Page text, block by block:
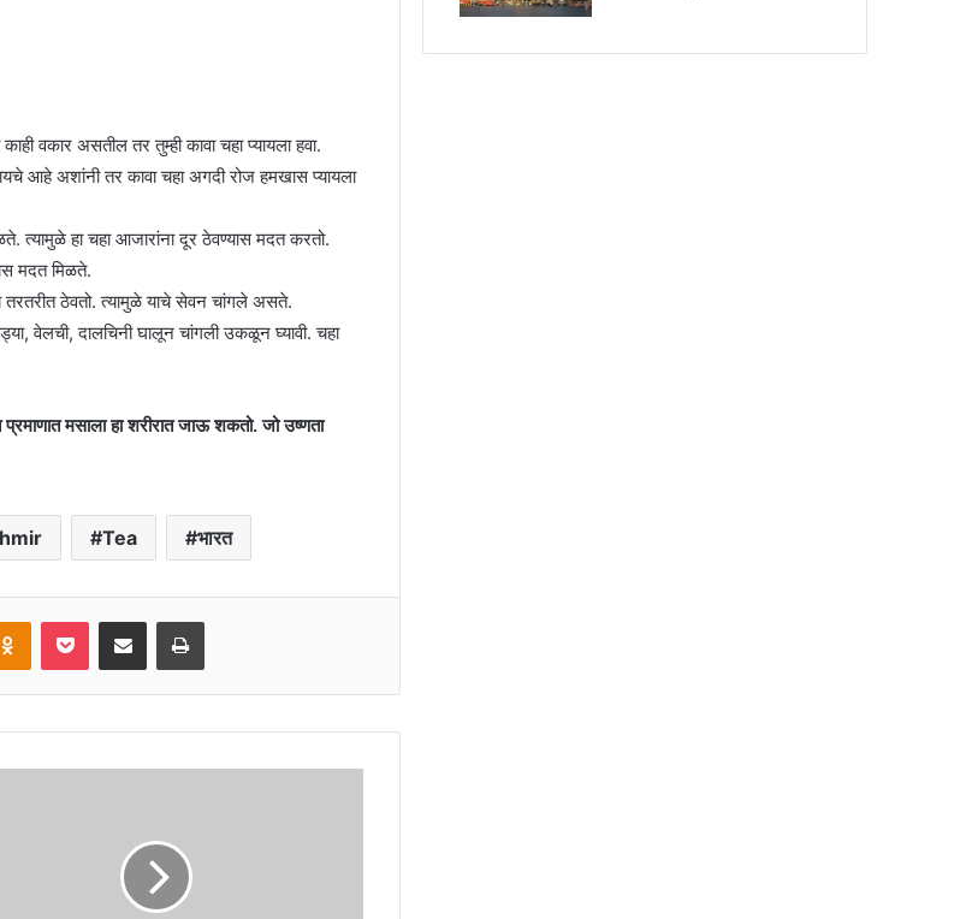
वकार असतील तर तुम्ही कावा चहा प्यायला हवा.
आहे अशांनी तर कावा चहा अगदी रोज हमखास प्यायला
त्यामुळे हा चहा आजारांना दूर ठेवण्यास मदत करतो.
मदत मिळते.
तरतरीत ठेवतो. त्यामुळे याचे सेवन चांगले असते.
वेलची, दालचिनी घालून चांगली उकळून घ्यावी. चहा
मसाला हा शरीरात जाऊ शकतो. जो उष्णता
Tea भारत
Odnoklassniki
Pocket Share via Email Print